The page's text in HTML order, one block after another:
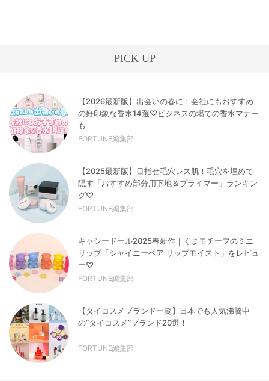
PICK UP
【2026最新版】出会いの春に！会社にもおすすめ
の好印象な香水14選♡ビジネスの場での香水マナー
も
FORTUNE編集部
【2025最新版】目指せ毛穴レス肌！毛穴を埋めて
隠す「おすすめ部分用下地＆プライマー」ランキン
グ♡
FORTUNE編集部
キャシードール2025春新作｜くまモチーフのミニ
リップ「シャイニーベア リップモイスト」をレビュ
ー♡
FORTUNE編集部
【タイコスメブランド一覧】日本でも人気沸騰中
の“タイコスメ”ブランド20選！
FORTUNE編集部